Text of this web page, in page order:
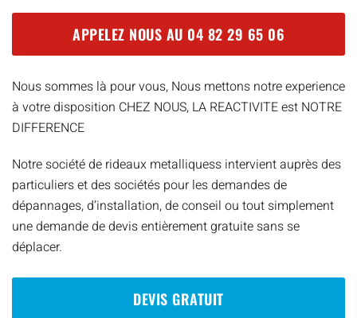
APPELEZ NOUS AU 04 82 29 65 06
Nous sommes là pour vous, Nous mettons notre experience
à votre disposition CHEZ NOUS, LA REACTIVITE est NOTRE
DIFFERENCE
Notre société de rideaux metalliquess intervient auprès des
particuliers et des sociétés pour les demandes de
dépannages, d’installation, de conseil ou tout simplement
une demande de devis entièrement gratuite sans se
déplacer.
DEVIS GRATUIT